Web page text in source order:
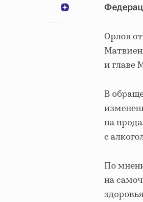
Орлов
и главе
В
на
с
По
на